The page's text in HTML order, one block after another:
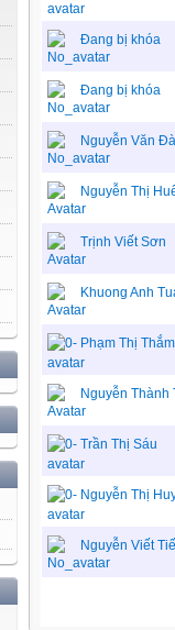
Đang bị khóa
Đang bị khóa
Nguyễn Văn
Nguyễn Thị
Trịnh Viết Sơn
Khuong Anh
Phạm Thị Thắm
Nguyễn Thành
Trần Thị Sáu
Nguyễn Thị
Nguyễn Viết